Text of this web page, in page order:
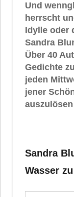
Und
herrscht
Idylle oder
Sandra
Über 40
Gedichte
jeden
jener
Sandra
Wasser